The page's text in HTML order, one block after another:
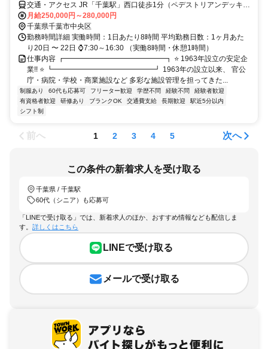
ンルート千葉
交通・アクセス JR「千葉駅」西口徒歩1分（ペデストリアンデッキ直
結） 「京成千葉駅」徒歩3分 千葉都市モノレール「千葉駅」徒歩5分
月給250,000円～280,000円
千葉県千葉市中央区
勤務時間詳細 実働時間：1日あたり8時間 平均勤務日数：1ヶ月あた
り20日 〜 22日 ⌚7:30～16:30 （実働8時間・休憩1時間）
仕事内容 ┏━━━━━━━━━━━━━━┓ ⭐ 1963年設立の安定企
業!! ⭐ ┗━━━━━━━━━━━━━━┛ 1963年の設立以来、 官公
庁・病院・学校・商業施設など 多彩な施設管理を担ってきた...
制服あり 60代も応募可 フリーター歓迎 学歴不問 経験不問
経験者歓迎
有資格者歓迎
研修あり ブランクOK 交通費支給 長期歓迎
駅近5分以内
シフト制
前へ 1 2 3 4 5 次へ
この条件の新着求人を受け取る
千葉県 / 千葉駅
60代（シニア）も応募可
「LINEで受け取る」では、新着求人のほか、おすすめ情報なども配信しま
す。 詳しくはこちら
LINEで受け取る
メールで受け取る